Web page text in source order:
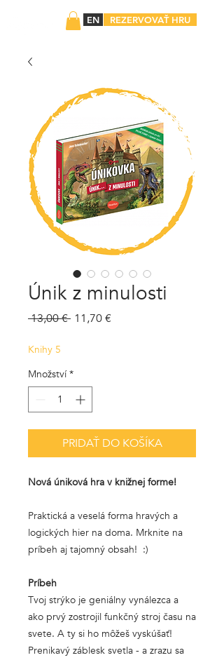
REZERVOVAŤ HRU
EN
Únik z minulosti
13,00 € Běžná
11,70 €
Knihy 5
Množství *
PRIDAŤ DO KOŠÍKA
Nová úniková hra v knižnej forme!
Praktická a veselá forma hravých a
logických hier na doma. Mrknite na
príbeh aj tajomný obsah! :)
Príbeh
Tvoj strýko je geniálny vynálezca a
ako prvý zostrojil funkčný stroj času na
svete. A ty si ho môžeš vyskúšať!
Prenikavý záblesk svetla - a zrazu sa